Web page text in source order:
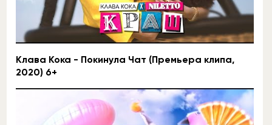
Клава Кока - Покинула Чат (Премьера клипа,
2020) 6+